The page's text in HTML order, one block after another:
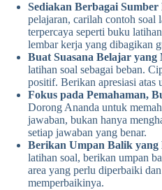
Sediakan Berbagai
pelajaran, carilah contoh soal
terpercaya seperti buku
lembar kerja yang dibagikan
Buat Suasana Belajar yang
latihan soal sebagai beban.
positif. Berikan apresiasi atas
Fokus pada Pemahaman,
Dorong Ananda untuk
jawaban, bukan hanya
setiap jawaban yang benar.
Berikan Umpan Balik
latihan soal, berikan umpan
area yang perlu diperbaiki
memperbaikinya.